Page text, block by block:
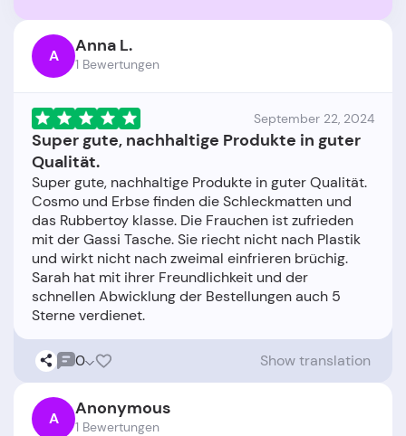
A Anna L.
1 Bewertungen
September 22, 2024
Super gute, nachhaltige Produkte in guter
Qualität.
Super gute, nachhaltige Produkte in guter Qualität.
Cosmo und Erbse finden die Schleckmatten und
das Rubbertoy klasse. Die Frauchen ist zufrieden
mit der Gassi Tasche. Sie riecht nicht nach Plastik
und wirkt nicht nach zweimal einfrieren brüchig.
Sarah hat mit ihrer Freundlichkeit und der
schnellen Abwicklung der Bestellungen auch 5
0 Show translation
A Anonymous
1 Bewertungen